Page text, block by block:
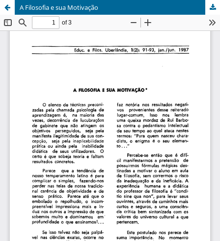
A Filosofia e sua Motivação